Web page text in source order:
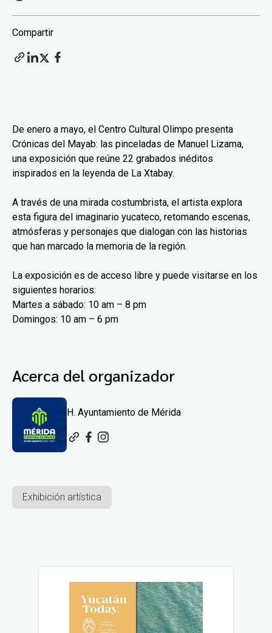
Compartir
De enero a mayo, el Centro Cultural Olimpo presenta
Crónicas del Mayab: las pinceladas de Manuel Lizama,
una exposición que reúne 22 grabados inéditos
inspirados en la leyenda de La Xtabay.
A través de una mirada costumbrista, el artista explora
esta figura del imaginario yucateco, retomando escenas,
atmósferas y personajes que dialogan con las historias
que han marcado la memoria de la región.
La exposición es de acceso libre y puede visitarse en los
siguientes horarios:
Martes a sábado: 10 am – 8 pm
Domingos: 10 am – 6 pm
Acerca del organizador
H. Ayuntamiento de Mérida
Exhibición artística